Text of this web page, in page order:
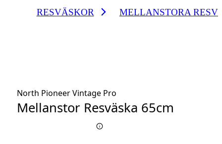
RESVÄSKOR MELLANSTORA
North Pioneer Vintage Pro
Mellanstor Resväska 65cm